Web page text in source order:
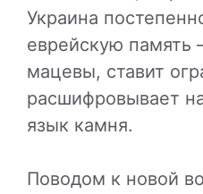
Украина
еврейскую
мацевы, ставит
расшифровывает
язык камня.
Поводом к новой